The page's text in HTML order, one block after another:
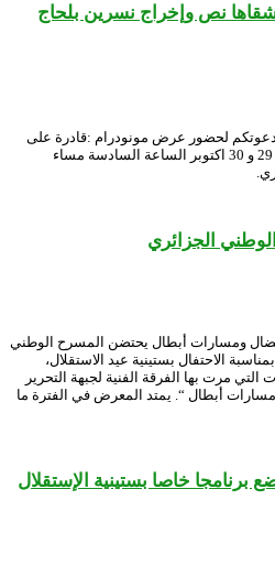
نص وإخراج نسرين بلحاج
لحضور عرض مونودرام :قادرة على
شقاها نص وإخراج نسرين بلحاج يوم 29 و 30 اكتوبر الساعة السادسة مساء
الجزائري
نضال ومسارات أبطال يحتضن المسرح الوطني
الاحتفال بستينية عيد الاستقلال،
مرت بها الفرقة الفنية لجبهة التحرير
أبطال “. يمتد المعرض في الفترة ما
برنامجا خاصا بستينية الإستقلال